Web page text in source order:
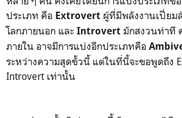
ประเภท คือ Extrovert ผู้ที่มีพลังงานเปี่ยม
โลกภายนอก และ Introvert มักสงวนท่าที
ภายใน อาจมีการแบ่งอีกประเภทคือ
ระหว่างความสุดขั้วนี้ แต่ในที่นี้จะขอพูดถึง
Introvert เท่านั้น